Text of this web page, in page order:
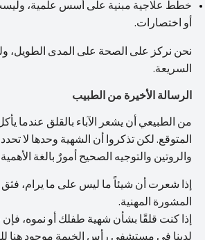
خطط علاجية مبنية على أسس علمية،
أو اختصارات.
نحن نركز على الصحة على المدى الطويل،
السريعة.
الرسالة الأخيرة من الطبيب
من الطبيعي أن يشعر الآباء بالقلق عندما
المتوقع. لكن تذكروا أن الشهية وحدها لا
والروتين والتوجيه الصحيح أمورٌ بالغة
إذا شعرت أن شيئاً ما ليس على ما يرام،
المشورة المهنية.
إذا كنت قلقًا بشأن شهية طفلك أو نموه،
لدينا في مستشفى رأس الخيمة موجود هنا